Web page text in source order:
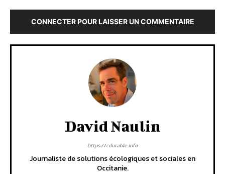
CONNECTER POUR LAISSER UN COMMENTAIRE
David Naulin
https://cdurable.info
Journaliste de solutions écologiques et sociales en
Occitanie.